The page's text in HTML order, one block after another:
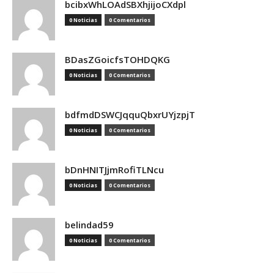
bcibxWhLOAdSBXhjijoCXdpl
0 Noticias 0 Comentarios
BDasZGoicfsTOHDQKG
0 Noticias 0 Comentarios
bdfmdDSWCJqquQbxrUYjzpjT
0 Noticias 0 Comentarios
bDnHNITJjmRofiTLNcu
0 Noticias 0 Comentarios
belindad59
0 Noticias 0 Comentarios